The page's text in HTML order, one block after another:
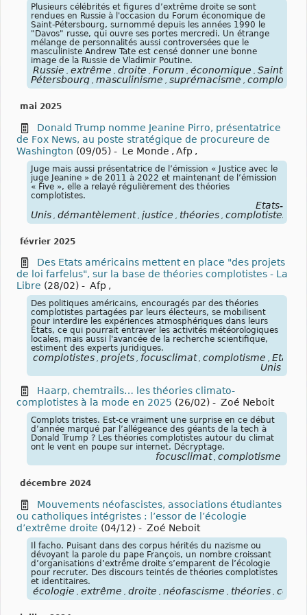
Plusieurs célébrités et figures d’extrême droite se sont
rendues en Russie à l'occasion du Forum économique de
Saint-Pétersbourg, surnommé depuis les années 1990 le
"Davos" russe, qui ouvre ses portes mercredi. Un étrange
mélange de personnalités aussi controversées que le
masculiniste Andrew Tate est censé donner une bonne
image de la Russie de Vladimir Poutine.
Russie extrême droite Forum économique
Saint-
Pétersbourg masculinisme suprémacisme
mai 2025
Donald Trump nomme Jeanine Pirro, présentatrice
de Fox News, au poste stratégique de procureure de
Washington (09/05) - Le Monde , Afp ,
Juge mais aussi présentatrice de l’émission « Justice avec le
juge Jeanine » de 2011 à 2022 et maintenant de l’émission
« Five », elle a relayé régulièrement des théories
complotistes.
États-
Unis démantèlement justice théories complotistes
février 2025
Des Etats américains mettent en place "des projets
de loi farfelus", sur la base de théories complotistes - La
Libre (28/02) - Afp ,
Des politiques américains, encouragés par des théories
complotistes partagées par leurs électeurs, se mobilisent
pour interdire les expériences atmosphériques dans leurs
États, ce qui pourrait entraver les activités météorologiques
locales, mais aussi l'avancée de la recherche scientifique,
estiment des experts juridiques.
complotistes , projets , focusclimat , complotisme , Etats-
Unis
Haarp, chemtrails… les théories climato-
complotistes à la mode en 2025 (26/02) - Zoé Neboit
Complots tristes. Est-ce vraiment une surprise en ce début
d’année marqué par l’allégeance des géants de la tech à
Donald Trump ? Les théories complotistes autour du climat
ont le vent en poupe sur internet. Décryptage.
focusclimat , complotisme
décembre 2024
Mouvements néofascistes, associations étudiantes
ou catholiques intégristes : l’essor de l’écologie
d’extrême droite (04/12) - Zoé Neboit
Il facho. Puisant dans des corpus hérités du nazisme ou
dévoyant la parole du pape François, un nombre croissant
d’organisations d’extrême droite s’emparent de l’écologie
pour recruter. Des discours teintés de théories complotistes
et identitaires.
écologie , extrême , droite , néofascisme , théories ,